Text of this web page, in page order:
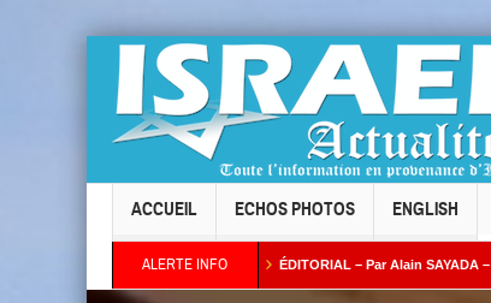
ACCUEIL ECHOS PHOTOS ENGLISH
ALERTE INFOÉDITORIAL – Par Alain SAYADA – Vol des neuf